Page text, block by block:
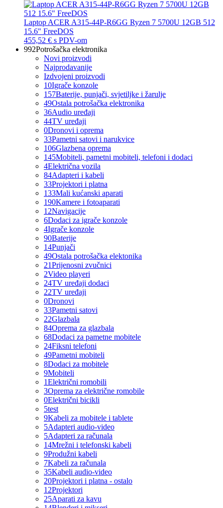
Laptop ACER A315-44P-R6GG Ryzen 7 5700U 12GB 512
15.6" FreeDOS
455,52 € s PDV-om
992Potrošačka elektronika
Novi proizvodi
Najprodavanije
Izdvojeni proizvodi
10Igrače konzole
157Baterije, punjači, svjetiljke i žarulje
49Ostala potrošačka elektronika
36Audio uređaji
44TV uređaji
0Dronovi i oprema
33Pametni satovi i narukvice
106Glazbena oprema
145Mobiteli, pametni mobiteli, telefoni i dodaci
4Električna vozila
84Adapteri i kabeli
33Projektori i platna
133Mali kućanski aparati
190Kamere i fotoaparati
12Navigacije
6Dodaci za igrače konzole
4Igrače konzole
90Baterije
14Punjači
49Ostala potrošačka elektonika
21Prijenosni zvučnici
2Video playeri
24TV uređaji dodaci
22TV uređaji
0Dronovi
33Pametni satovi
22Glazbala
84Oprema za glazbala
68Dodaci za pametne mobitele
24Fiksni telefoni
49Pametni mobiteli
8Dodaci za mobitele
9Mobiteli
1Električni romobili
3Oprema za električne romobile
0Električni bicikli
5test
9Kabeli za mobitele i tablete
5Adapteri audio-video
5Adapteri za računala
14Mrežni i telefonski kabeli
9Produžni kabeli
7Kabeli za računala
35Kabeli audio-video
20Projektori i platna - ostalo
12Projektori
25Aparati za kavu